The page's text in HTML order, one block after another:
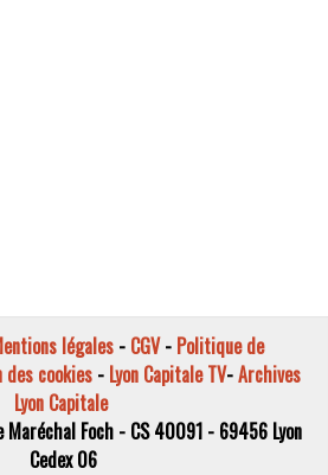
légales - CGV- Politique de
des cookies - Lyon Capitale TV-Archives
Lyon Capitale
Maréchal Foch - CS 40091 - 69456 Lyon
Cedex 06